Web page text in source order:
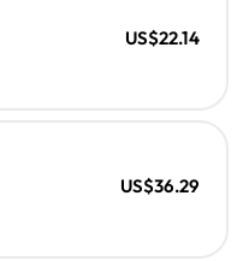
US$22.14
US$36.29